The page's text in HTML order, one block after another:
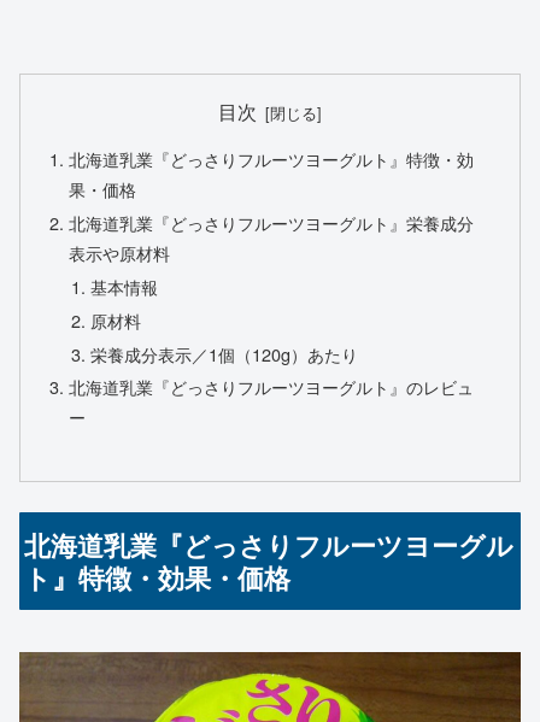
目次
北海道乳業『どっさりフルーツヨーグルト』特徴・効
果・価格
北海道乳業『どっさりフルーツヨーグルト』栄養成分
表示や原材料
基本情報
原材料
栄養成分表示／1個（120g）あたり
北海道乳業『どっさりフルーツヨーグルト』のレビュ
ー
北海道乳業『どっさりフルーツヨーグル
ト』特徴・効果・価格